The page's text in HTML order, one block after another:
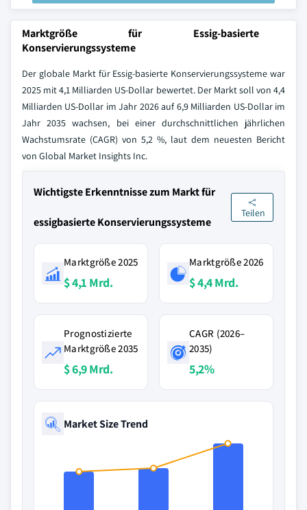
Marktgröße für Essig-basierte
Konservierungssysteme
Der globale Markt für Essig-basierte Konservierungssysteme war
2025 mit 4,1 Milliarden US-Dollar bewertet. Der Markt soll von 4,4
Milliarden US-Dollar im Jahr 2026 auf 6,9 Milliarden US-Dollar im
Jahr 2035 wachsen, bei einer durchschnittlichen jährlichen
Wachstumsrate (CAGR) von 5,2 %, laut dem neuesten Bericht
von Global Market Insights Inc.
Wichtigste Erkenntnisse zum Markt für
essigbasierte Konservierungssysteme
Teilen
Marktgröße 2025
$ 4,1 Mrd.
Marktgröße 2026
$ 4,4 Mrd.
Prognostizierte
Marktgröße 2035
$ 6,9 Mrd.
CAGR (2026–
2035)
5,2%
Market Size Trend